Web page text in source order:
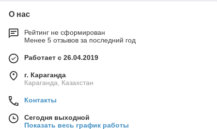
О нас
Рейтинг не сформирован
Менее 5 отзывов за последний год
Работает с 26.04.2019
г. Караганда
Караганда, Казахстан
Контакты
Сегодня выходной
Показать весь график работы